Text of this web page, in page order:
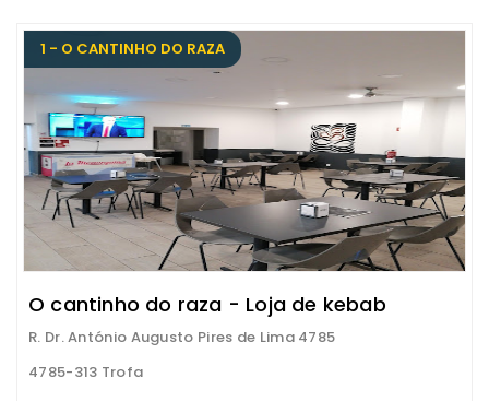
1 - O CANTINHO DO RAZA
O cantinho do raza - Loja de kebab
R. Dr. António Augusto Pires de Lima 4785
4785-313 Trofa